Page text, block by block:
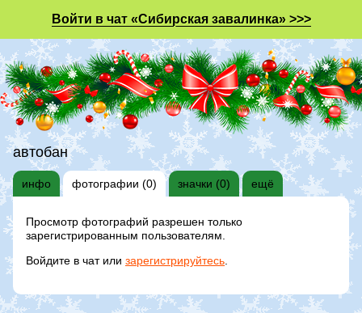
Войти в чат «Сибирская завалинка» >>>
автобан
инфо фотографии (0) значки (0) ещё
Просмотр фотографий разрешен только
зарегистрированным пользователям.
Войдите в чат или зарегистрируйтесь